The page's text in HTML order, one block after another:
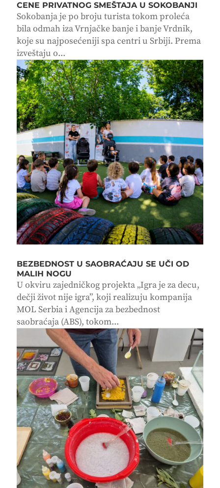
CENE PRIVATNOG SMEŠTAJA U SOKOBANJI
Sokobanja je po broju turista tokom proleća
bila odmah iza Vrnjačke banje i banje Vrdnik,
koje su najposećeniji spa centri u Srbiji. Prema
izveštaju o...
BEZBEDNOST U SAOBRAĆAJU SE UČI OD
MALIH NOGU
U okviru zajedničkog projekta „Igra je za decu,
dečji život nije igra”, koji realizuju kompanija
MOL Serbia i Agencija za bezbednost
saobraćaja (ABS), tokom...